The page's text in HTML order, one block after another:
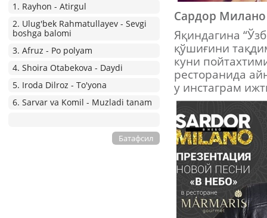
Сардор Милано
Яқиндагина
қўшиғини
куни
ресторанида
у инстаграм
1. Rayhon - Atirgul
2. Ulug'bek Rahmatullayev - Sevgi
boshga balomi
3. Afruz - Po polyam
4. Shoira Otabekova - Daydi
5. Iroda Dilroz - To'yona
6. Sarvar va Komil - Muzladi tanam
Батафсил